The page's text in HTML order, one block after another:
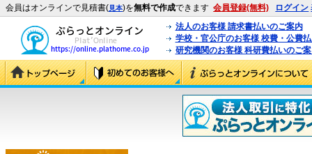
会員はオンラインで見積書(見本)を無料で作成できます 会員登録(無料) ログイン
法人のお客様 請求書払いのご案内
学校・官公庁のお客様 校費・公費
研究機関のお客様 科研費払いのご